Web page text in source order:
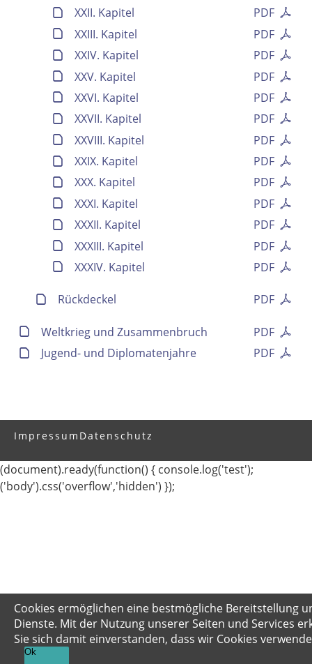
Ausgabe-Optionen
Rechtstrunkierung
aus
PDF
XXII. Kapitel
PDF
XXIII. Kapitel
PDF
XXIV. Kapitel
PDF
XXV. Kapitel
PDF
XXVI. Kapitel
PDF
XXVII. Kapitel
PDF
XXVIII. Kapitel
PDF
XXIX. Kapitel
PDF
XXX. Kapitel
PDF
XXXI. Kapitel
PDF
XXXII. Kapitel
PDF
XXXIII. Kapitel
PDF
XXXIV. Kapitel
PDF
Rückdeckel
PDF
Weltkrieg und Zusammenbruch
PDF
Jugend- und Diplomatenjahre
Impressum Datenschutz
Cookies ermöglichen eine bestmögliche Bereitstellung
Dienste. Mit der Nutzung unserer Seiten und Services
Sie sich damit einverstanden, dass wir Cookies
Ok
(document).ready(function() { console.log('test');
('body').css('overflow','hidden') });